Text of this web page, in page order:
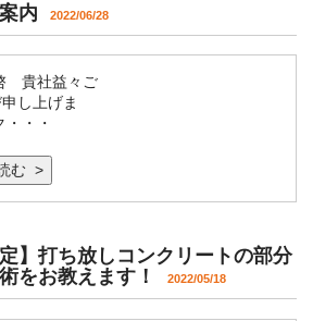
内 2022/06/28
貴社益々ご
し上げま
・・
む >
】打ち放しコンクリートの部分
をお教えます！
2022/05/18